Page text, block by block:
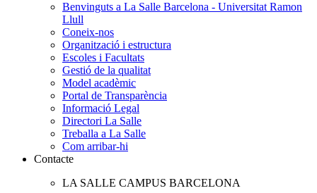
Benvinguts a La Salle Barcelona - Universitat Ramon
Llull
Coneix-nos
Organització i estructura
Escoles i Facultats
Gestió de la qualitat
Model acadèmic
Portal de Transparència
Informació Legal
Directori La Salle
Treballa a La Salle
Com arribar-hi
Contacte
LA SALLE CAMPUS BARCELONA